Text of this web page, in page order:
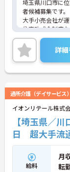
埼玉県川口市に
者候補募集です。
大手小売会社が
住宅助成金制度
ご興味のある方
に詳細をお話い
さい。
詳
通所介護（デイサービス）
イオンリテール株式
【埼玉県／
日 超大手流
給料
月
転